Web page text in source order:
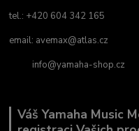
tel.: +420 604 342 165
email: avemax@atlas.cz
info@yamaha-shop.cz
Váš Yamaha Music